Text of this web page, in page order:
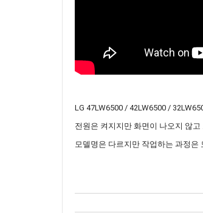
LG 47LW6500 / 42LW6500 /
전원은 켜지지만 화면이 나오지 않
모델명은 다르지만 작업하는 과정은